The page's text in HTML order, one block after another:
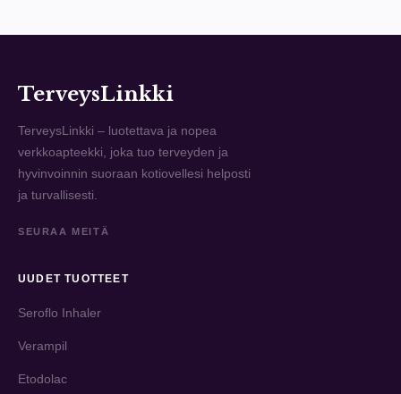
TerveysLinkki
TerveysLinkki – luotettava ja nopea
verkkoapteekki, joka tuo terveyden ja
hyvinvoinnin suoraan kotiovellesi helposti
ja turvallisesti.
SEURAA MEITÄ
UUDET TUOTTEET
Seroflo Inhaler
Verampil
Etodolac